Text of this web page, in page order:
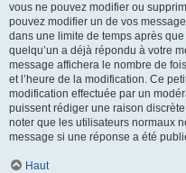
vous ne pouvez modifier ou
pouvez modifier un de vos
dans une limite de temps après
quelqu’un a déjà répondu à votre
message affichera le nombre de
et l’heure de la modification. Ce
modification effectuée par un
puissent rédiger une raison
noter que les utilisateurs normaux
message si une réponse a été
Haut